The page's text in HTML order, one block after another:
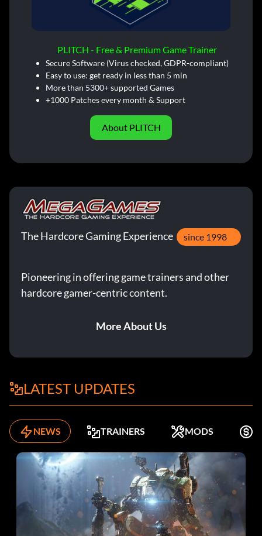
PLITCH - Free & Premium Game Trainer
Secure Software (Virus checked, GDPR-compliant)
Easy to use: get ready in less than 5 min
More than 5300+ supported Games
+1000 Patches every month & Support
About PLITCH
The Hardcore Gaming Experience since 1998
Pioneering in offering game trainers and other
hardcore gamer-centric content.
More About Us
LATEST UPDATES
NEWS TRAINERS MODS